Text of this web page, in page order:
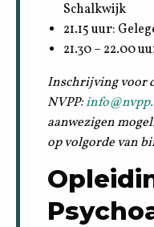
Schalkwijk
21.15 uur:
21.30 – 22.00
Inschrijving voor
NVPP:
aanwezigen
op volgorde van